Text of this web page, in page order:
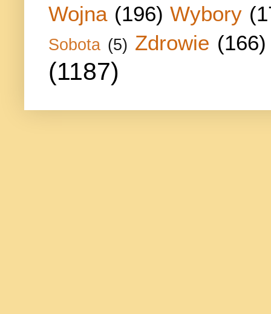
Wojna (196) Wybory
Sobota (5) Zdrowie (166)
(1187)